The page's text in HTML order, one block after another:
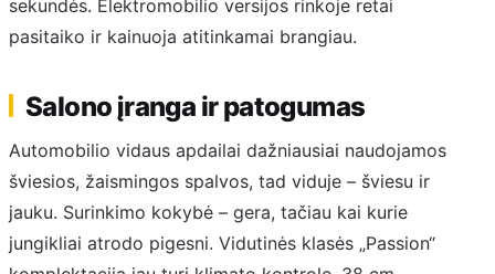
sekundės. Elektromobilio versijos rinkoje retai
pasitaiko ir kainuoja atitinkamai brangiau.
Salono įranga ir patogumas
Automobilio vidaus apdailai dažniausiai naudojamos
šviesios, žaismingos spalvos, tad viduje – šviesu ir
jauku. Surinkimo kokybė – gera, tačiau kai kurie
jungikliai atrodo pigesni. Vidutinės klasės „Passion“